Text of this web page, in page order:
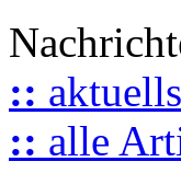
::
:: alle